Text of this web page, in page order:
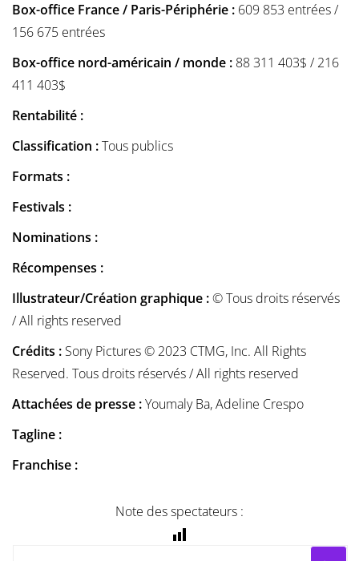
Box-office France / Paris-Périphérie : 609 853 entrées /
156 675 entrées
Box-office nord-américain / monde : 88 311 403$ / 216
411 403$
Rentabilité :
Classification :Tous publics
Formats :
Festivals :
Nominations :
Récompenses :
Illustrateur/Création graphique :© Tous droits réservés
/ All rights reserved
Crédits : Sony Pictures © 2023 CTMG, Inc. All Rights
Reserved. Tous droits réservés / All rights reserved
Attachées de presse :Youmaly Ba, Adeline Crespo
Tagline :
Franchise :
Note des spectateurs :